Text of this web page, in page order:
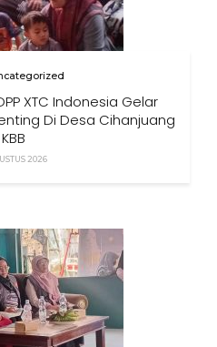
XTC Indonesia Gelar
Di Desa Cihanjuang
KBB
2026